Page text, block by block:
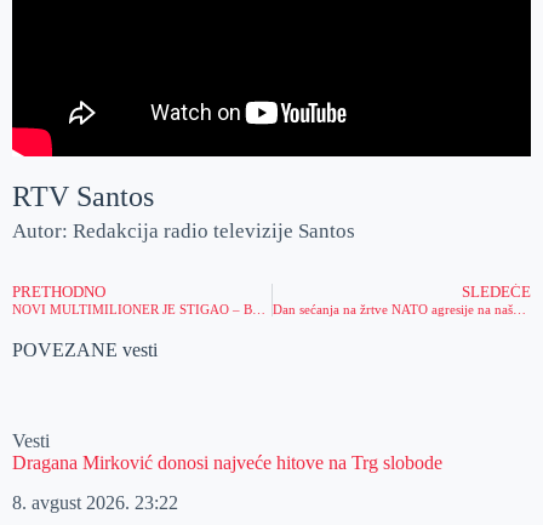
RTV Santos
Autor: Redakcija radio televizije Santos
PRETHODNO SLEDEĆE
Dan sećanja na žrtve NATO agresije na našu zemlju obeležen ispred spomen-obeležja u Zrenjaninu i u Stajićevu
POVEZANE vesti
Vesti
Dragana Mirković donosi najveće hitove na Trg slobode
8. avgust 2026. 23:22